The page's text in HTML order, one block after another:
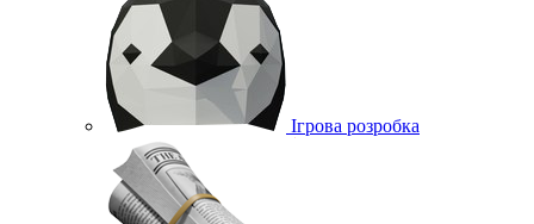
Ігрова розробка